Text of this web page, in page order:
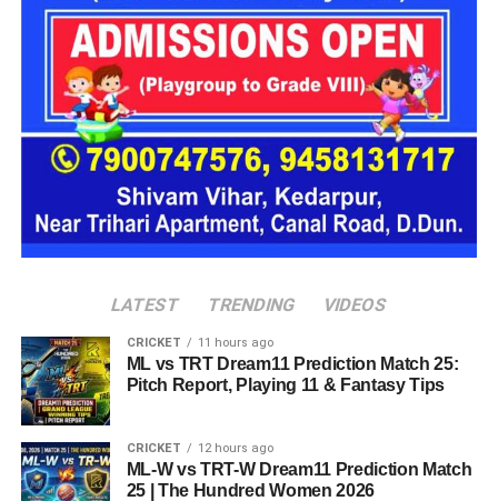
कांग्रेस ने इस मुद्दे पर भाजपा को घेरा
कांग्रेस ने इस मुद्दे पर भाजपा को घेरते हुए कहा कि आंदोलन कर रहे युवाओं
के लिए इस तरह की भाषा का इस्तेमाल दुर्भाग्यपूर्ण है। पार्टी नेताओं का
कहना है कि जिन छात्रों ने अपने भविष्य और रोजगार से जुड़े मुद्दों को लेकर
लगातार संघर्ष किया, उनके प्रति सम्मानजनक व्यवहार होना चाहिए।
कांग्रेस प्रवक्ता प्रतिमा सिंह ने कहा कि लाखों युवाओं की आवाज को
नजरअंदाज नहीं किया जा सकता। उनके अनुसार, छात्रों के आंदोलन और
जनदबाव के बाद ही केंद्र सरकार को महत्वपूर्ण निर्णय लेने पड़े। उन्होंने
युवाओं की भावनाओं को ठेस पहुंचाने वाली है।
LATEST TRENDING VIDEOS
CRICKET 11 hours ago
ML vs TRT Dream11 Prediction Match 25:
Pitch Report, Playing 11 & Fantasy Tips
CRICKET 12 hours ago
ML-W vs TRT-W Dream11 Prediction Match
25 | The Hundred Women 2026